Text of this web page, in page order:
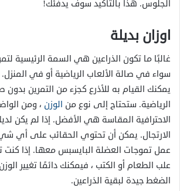
الجلوس. هذا بالتأكيد سوف يدفئك!
اوزان بديلة
غالبًا ما تكون الذراعين هي السمة الرئيسية
سواء في صالة الألعاب الرياضية أو في
يمكنك القيام به للأذرع كجزء من التمرين بدون
الرياضية. ستحتاج إلى نوع من الوزن ، ومن
الاحترافية المقاسة هي الأفضل. إذا لم يكن
الارتجال. يمكن أن تحتوي الحقائب على أي
عمل تموجات العضلة البايسبس معها. إذا كنت
علب الطعام أو الكتب ، فيمكنك دائمًا تغيير
الضغط جيدة لبقية الذراعين.